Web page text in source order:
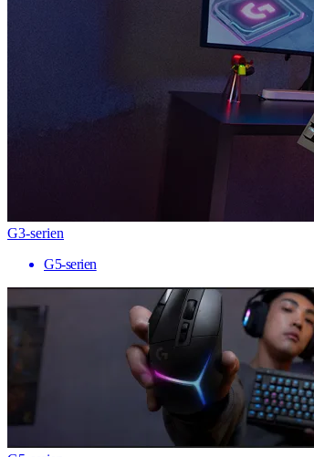
G3-serien
G5-serien